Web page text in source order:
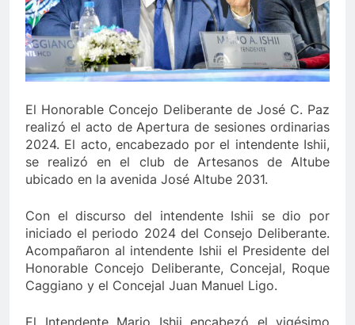
El Honorable Concejo Deliberante de José C. Paz
realizó el acto de Apertura de sesiones ordinarias
2024. El acto, encabezado por el intendente Ishii,
se realizó en el club de Artesanos de Altube
ubicado en la avenida José Altube 2031.
Con el discurso del intendente Ishii se dio por
iniciado el periodo 2024 del Consejo Deliberante.
Acompañaron al intendente Ishii el Presidente del
Honorable Concejo Deliberante, Concejal, Roque
Caggiano y el Concejal Juan Manuel Ligo.
El Intendente Mario Ishii encabezó el vigésimo